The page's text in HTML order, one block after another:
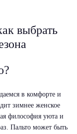
в комфорте и
зимнее женское
философия уюта и
Пальто может быть